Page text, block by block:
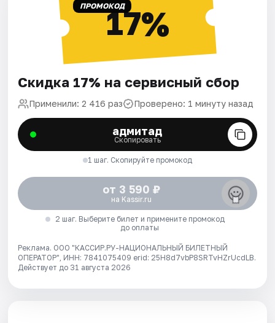
ПРОМОКОД17%
Скидка 17% на сервисный сбор
Применили: 2 416 раз Проверено: 1 минуту назад
адмитад
Скопировать
1 шаг. Скопируйте промокод
от 3 590 ₽
на Kassir.ru
2 шаг. Выберите билет и примените промокод
до оплаты
Реклама. ООО "КАССИР.РУ-НАЦИОНАЛЬНЫЙ БИЛЕТНЫЙ
ОПЕРАТОР", ИНН: 7841075409 erid: 25H8d7vbP8SRTvHZrUcdLB.
Действует до 31 августа 2026